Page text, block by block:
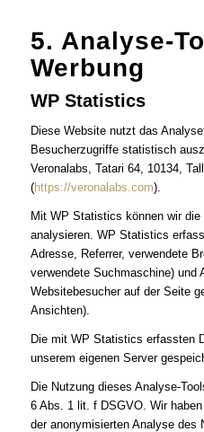
5. Analyse-
Werbung
WP Statistics
Diese Website nutzt das
Besucherzugriffe statistisch
Veronalabs, Tatari 64, 10134,
(https://veronalabs.com).
Mit WP Statistics können wir
analysieren. WP Statistics
Adresse, Referrer, verwendete
verwendete Suchmaschine) und
Websitebesucher auf der Seite
Ansichten).
Die mit WP Statistics erfassten
unserem eigenen Server
Die Nutzung dieses Analyse-
6 Abs. 1 lit. f DSGVO. Wir
der anonymisierten Analyse des